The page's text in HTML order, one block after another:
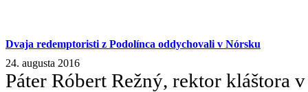
Dvaja redemptoristi z Podolínca oddychovali v Nórsku
24. augusta 2016
Páter Róbert Režný, rektor